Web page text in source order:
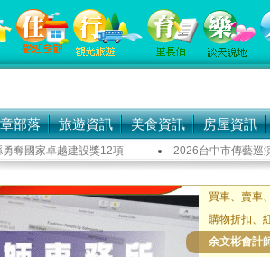
部落 旅遊資訊 美食資訊 房屋資訊
勇奪國家卓越建設獎12項 2026台中市傳藝巡
公所表揚71位模範父親
高溫防護網再升級
買車、賣車
購物折扣、
余文彬會計